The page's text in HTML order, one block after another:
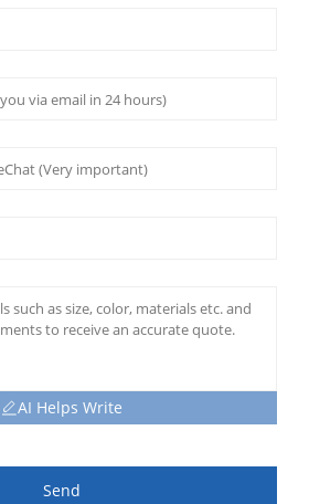
AI Helps Write
Send